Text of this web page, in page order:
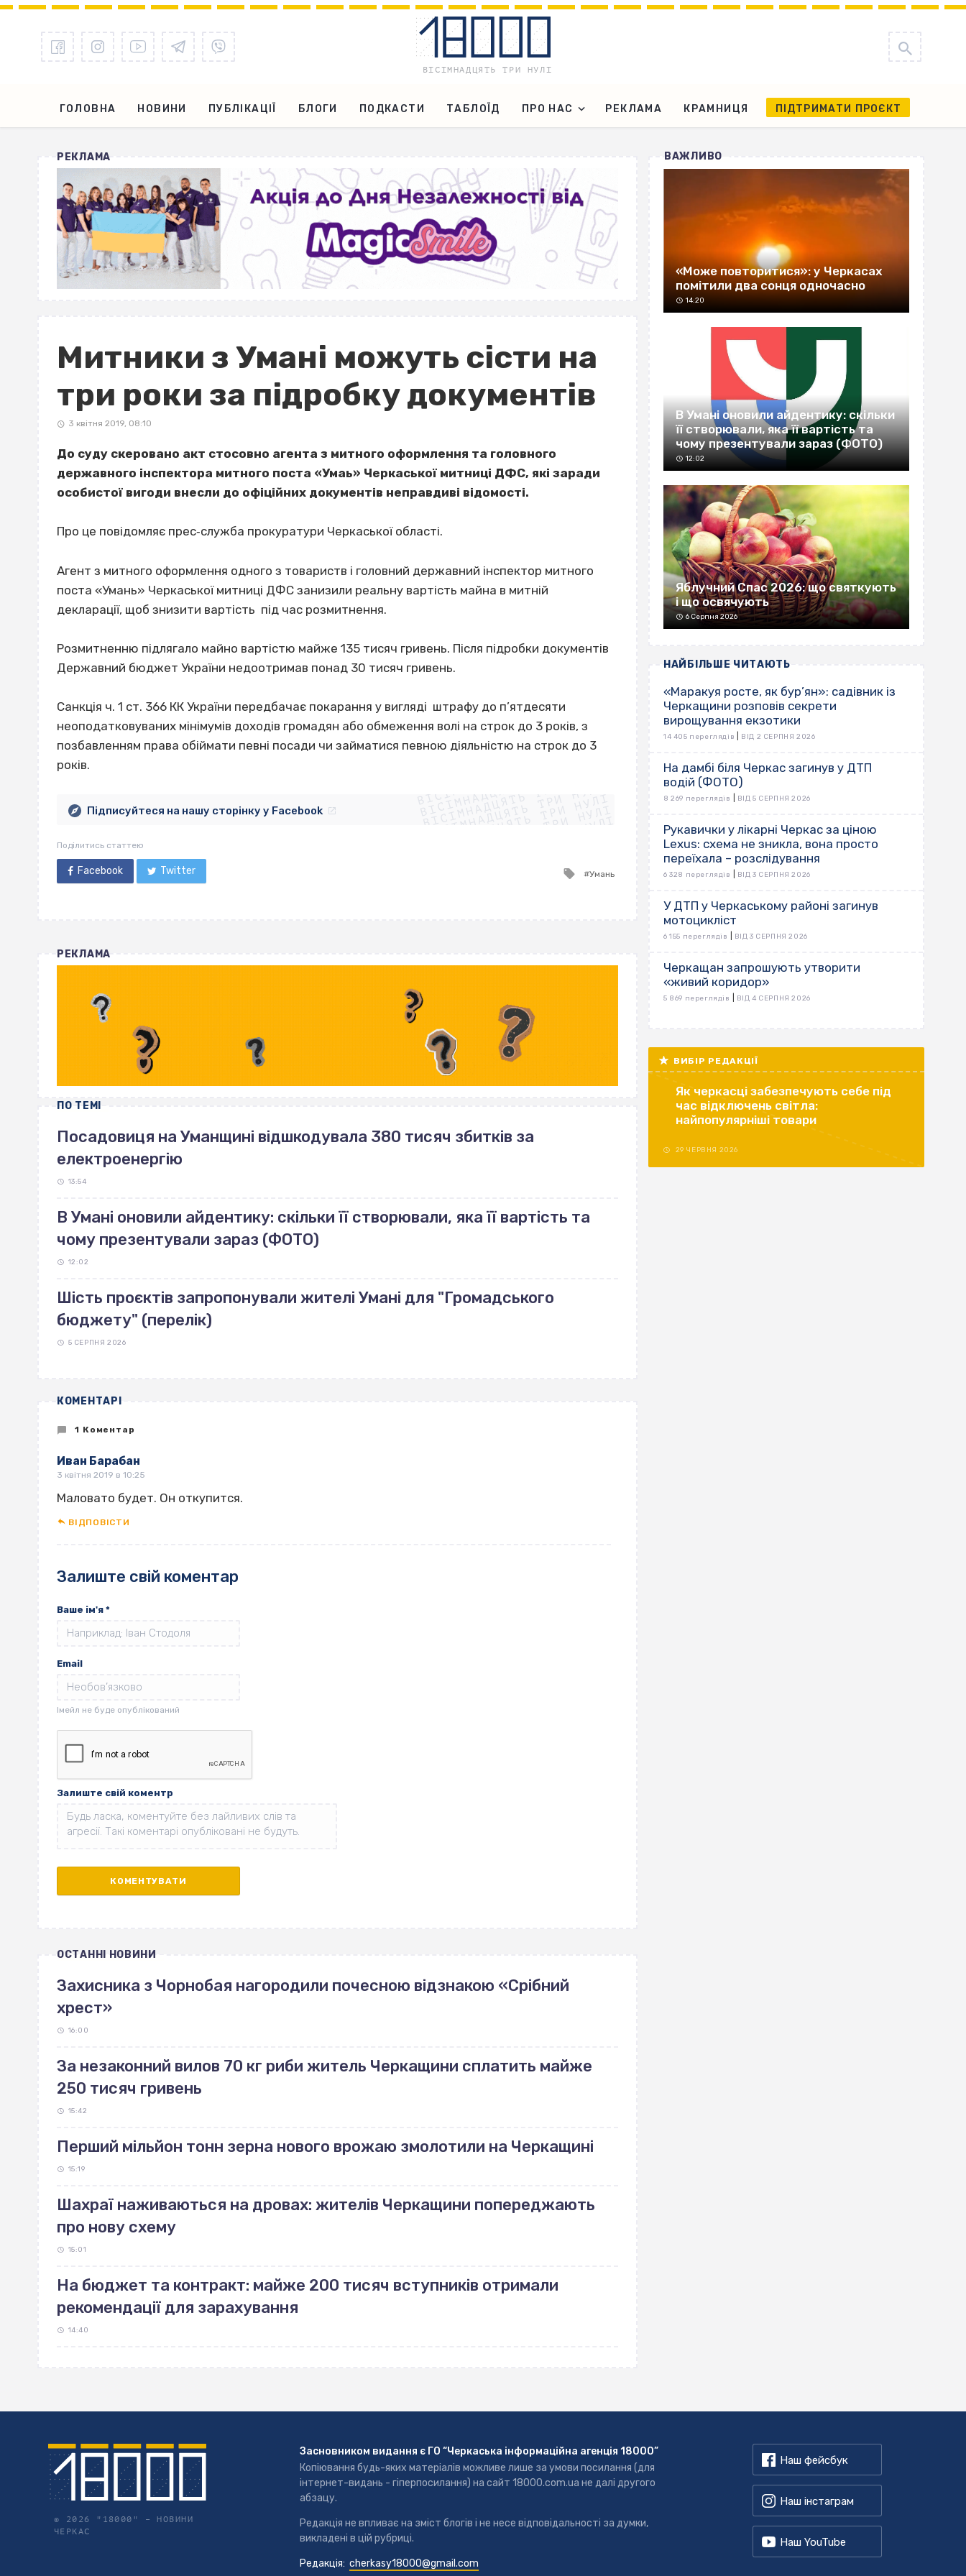
ГОЛОВНА НОВИНИ ПУБЛІКАЦІЇ БЛОГИ ПОДКАСТИ ТАБЛОЇД ПРО НАС РЕКЛАМА КРАМНИЦЯ ПІДТРИМАТИ ПРОЄКТ
РЕКЛАМА
Митники з Умані можуть сісти на
три роки за підробку документів
3 квітня 2019, 08:10
До суду скеровано акт стосовно агента з митного оформлення та головного
державного інспектора митного поста «Умаь» Черкаської митниці ДФС, які заради
особистої вигоди внесли до офіційних документів неправдиві відомості.
Про це повідомляє прес‐служба прокуратури Черкаської області.
Агент з митного оформлення одного з товариств і головний державний інспектор митного
поста «Умань» Черкаської митниці ДФС занизили реальну вартість майна в митній
декларації, щоб знизити вартість під час розмитнення.
Розмитненню підлягало майно вартістю майже 135 тисяч гривень. Після підробки документів
Державний бюджет України недоотримав понад 30 тисяч гривень.
Санкція ч. 1 ст. 366 КК України передбачає покарання у вигляді штрафу до п’ятдесяти
неоподатковуваних мінімумів доходів громадян або обмеження волі на строк до 3 років, з
позбавленням права обіймати певні посади чи займатися певною діяльністю на строк до 3
років.
ВІСІМНАДЦЯТЬ ТРИ НУЛІ
ВІСІМНАДЦЯТЬ ТРИ НУЛІ
ВІСІМНАДЦЯТЬ ТРИ НУЛІ
ВІСІМНАДЦЯТЬ ТРИ НУЛІ
ВІСІМНАДЦЯТЬ ТРИ НУЛІ
ВІСІМНАДЦЯТЬ ТРИ НУЛІ
ВІСІМНАДЦЯТЬ ТРИ НУЛІ
ВІСІМНАДЦЯТЬ ТРИ НУЛІ
Підписуйтеся на нашу сторінку у Facebook
Поділитись статтею
Facebook Twitter
Tagged
Умань
РЕКЛАМА
ПО ТЕМІ
Посадовиця на Уманщині відшкодувала 380 тисяч збитків за
електроенергію
13:54
В Умані оновили айдентику: скільки її створювали, яка її вартість та
чому презентували зараз (ФОТО)
12:02
Шість проєктів запропонували жителі Умані для "Громадського
бюджету" (перелік)
5 СЕРПНЯ 2026
КОМЕНТАРІ
1 Коментар
Иван Барабан
3 квітня 2019 в 10:25
Маловато будет. Он откупится.
ВІДПОВІCТИ
Залиште свій коментар
Ваше ім'я *
Email
Залиште свій коментр
ОСТАННІ НОВИНИ
Захисника з Чорнобая нагородили почесною відзнакою «Срібний
хрест»
16:00
За незаконний вилов 70 кг риби житель Черкащини сплатить майже
250 тисяч гривень
15:42
Перший мільйон тонн зерна нового врожаю змолотили на Черкащині
15:19
Шахраї наживаються на дровах: жителів Черкащини попереджають
про нову схему
15:01
На бюджет та контракт: майже 200 тисяч вступників отримали
рекомендації для зарахування
14:40
ВАЖЛИВО
«Може повторитися»: у Черкасах
помітили два сонця одночасно
14:20
В Умані оновили айдентику: скільки
її створювали, яка її вартість та
чому презентували зараз (ФОТО)
12:02
Яблучний Спас 2026: що святкують
і що освячують
6 Серпня 2026
НАЙБІЛЬШЕ ЧИТАЮТЬ
«Маракуя росте, як бур’ян»: садівник із
Черкащини розповів секрети
вирощування екзотики
14 405 переглядів ВІД 2 СЕРПНЯ 2026
На дамбі біля Черкас загинув у ДТП
водій (ФОТО)
8 269 переглядів ВІД 5 СЕРПНЯ 2026
Рукавички у лікарні Черкас за ціною
Lexus: схема не зникла, вона просто
переїхала – розслідування
6 328 переглядів ВІД 3 СЕРПНЯ 2026
У ДТП у Черкаському районі загинув
мотоцикліст
6 155 переглядів ВІД 3 СЕРПНЯ 2026
Черкащан запрошують утворити
«живий коридор»
5 869 переглядів ВІД 4 СЕРПНЯ 2026
ВИБІР РЕДАКЦІЇ
Як черкасці забезпечують себе під
час відключень світла:
найпопулярніші товари
29 ЧЕРВНЯ 2026
© 2026 "18000" –НОВИНИ
ЧЕРКАС
Засновником видання є ГО “Черкаська інформаційна агенція 18000”
Копіювання будь-яких матеріалів можливе лише за умови посилання (для
інтернет-видань - гіперпосилання) на сайт 18000.com.ua не далі другого
абзацу.
Редакція не впливає на зміст блогів і не несе відповідальності за думки,
викладені в цій рубриці.
Редакція: cherkasy18000@gmail.com
Наш фейсбук
Наш інстаграм
Наш YouTube